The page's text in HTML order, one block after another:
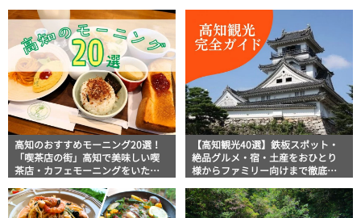
高知のおすすめモーニング20選！
「喫茶店の街」高知で美味しい喫
茶店・カフェモーニングをいただ
【高知観光40選】鉄板スポット・
絶品グルメ・宿・土産をおひとり
様からファミリー向けまで徹底解